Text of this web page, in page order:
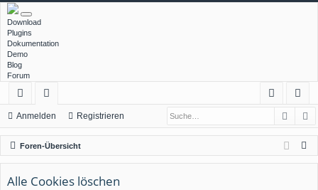
Download
Plugins
Dokumentation
Demo
Blog
Forum
ch
ne
llz
ug
or
en
m
el
ist
rie
Anmelden Registrieren
Foren-Übersicht
Alle Cookies löschen